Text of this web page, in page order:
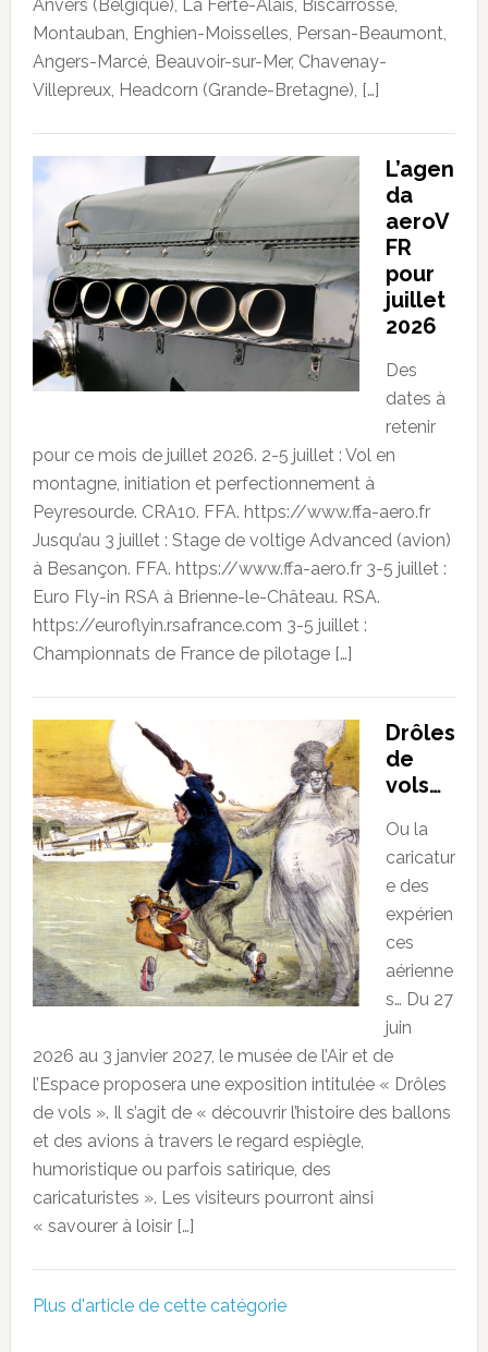
Anvers (Belgique), La Ferté-Alais, Biscarrosse,
Montauban, Enghien-Moisselles, Persan-Beaumont,
Angers-Marcé, Beauvoir-sur-Mer, Chavenay-
Villepreux, Headcorn (Grande-Bretagne), […]
L’agen
da
aeroV
FR
pour
juillet
2026
Des
dates à
retenir
pour ce mois de juillet 2026. 2-5 juillet : Vol en
montagne, initiation et perfectionnement à
Peyresourde. CRA10. FFA. https://www.ffa-aero.fr
Jusqu’au 3 juillet : Stage de voltige Advanced (avion)
à Besançon. FFA. https://www.ffa-aero.fr 3-5 juillet :
Euro Fly-in RSA à Brienne-le-Château. RSA.
https://euroflyin.rsafrance.com 3-5 juillet :
Championnats de France de pilotage […]
Drôles
de
vols…
Ou la
caricatur
e des
expérien
ces
aérienne
s… Du 27
juin
2026 au 3 janvier 2027, le musée de l’Air et de
l’Espace proposera une exposition intitulée « Drôles
de vols ». Il s’agit de « découvrir l’histoire des ballons
et des avions à travers le regard espiègle,
humoristique ou parfois satirique, des
caricaturistes ». Les visiteurs pourront ainsi
« savourer à loisir […]
Plus d'article de cette catégorie